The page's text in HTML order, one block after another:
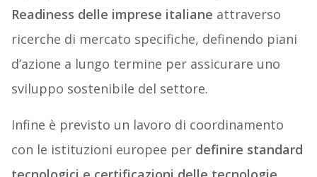
Readiness delle imprese italiane attraverso
ricerche di mercato specifiche, definendo piani
d’azione a lungo termine per assicurare uno
sviluppo sostenibile del settore.
Infine è previsto un lavoro di coordinamento
con le istituzioni europee per definire standard